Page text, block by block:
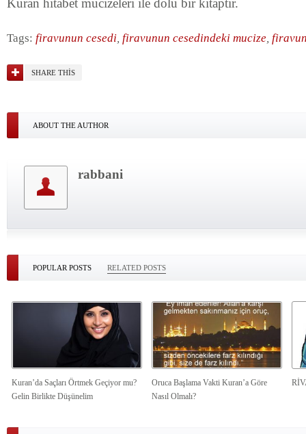
Kuran hitabet mucizeleri ile dolu bir kitaptır.
Tags: firavunun cesedi, firavunun cesedindeki mucize,
SHARE THIS
ABOUT THE AUTHOR
rabbani
POPULAR POSTS RELATED POSTS
Kuran’da Saçları Örtmek Geçiyor mu?
Gelin Birlikte Düşünelim
Oruca Başlama Vakti Kuran’a Göre
Nasıl Olmalı?